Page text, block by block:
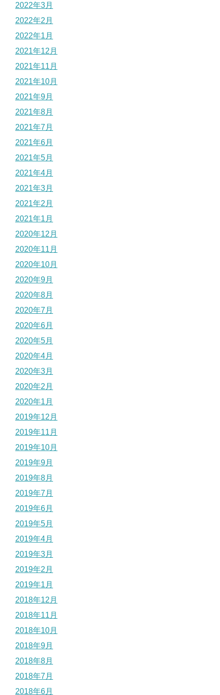
2022年3月
2022年2月
2022年1月
2021年12月
2021年11月
2021年10月
2021年9月
2021年8月
2021年7月
2021年6月
2021年5月
2021年4月
2021年3月
2021年2月
2021年1月
2020年12月
2020年11月
2020年10月
2020年9月
2020年8月
2020年7月
2020年6月
2020年5月
2020年4月
2020年3月
2020年2月
2020年1月
2019年12月
2019年11月
2019年10月
2019年9月
2019年8月
2019年7月
2019年6月
2019年5月
2019年4月
2019年3月
2019年2月
2019年1月
2018年12月
2018年11月
2018年10月
2018年9月
2018年8月
2018年7月
2018年6月